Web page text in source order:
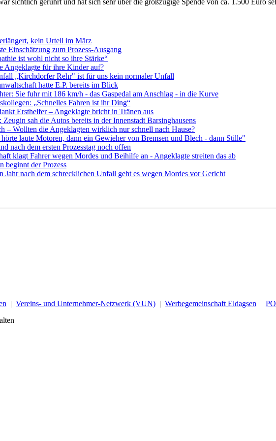
sichtlich gerührt und hat sich sehr über die großzügige Spende von ca. 1.500 Euro
kein Urteil im März
Einschätzung zum Prozess-Ausgang
ist wohl nicht so ihre Stärke“
Angeklagte für ihre Kinder auf?
„Kirchdorfer Rehr" ist für uns kein normaler Unfall
hatte E.P. bereits im Blick
Sie fuhr mit 186 km/h - das Gaspedal am Anschlag - in die Kurve
„Schnelles Fahren ist ihr Ding“
Ersthelfer – Angeklagte bricht in Tränen aus
sah die Autos bereits in der Innenstadt Barsinghausens
– Wollten die Angeklagten wirklich nur schnell nach Hause?
laute Motoren, dann ein Gewieher von Bremsen und Blech - dann Stille"
nach dem ersten Prozesstag noch offen
klagt Fahrer wegen Mordes und Beihilfe an - Angeklagte streiten das ab
beginnt der Prozess
nach dem schrecklichen Unfall geht es wegen Mordes vor Gericht
| Vereins- und Unternehmer-Netzwerk (VUN) | Werbegemeinschaft Eldagsen |